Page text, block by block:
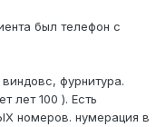
был телефон с
фурнитура.
лет 100 ). Есть
номеров. нумерация в